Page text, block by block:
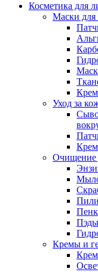
Косметика для
Маски для
Уход за
Очищение
Кремы и